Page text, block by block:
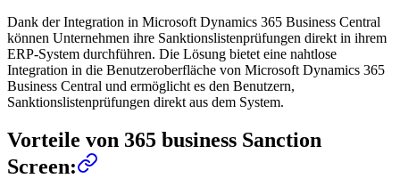
Dank der Integration in Microsoft Dynamics 365 Business Central
können Unternehmen ihre Sanktionslistenprüfungen direkt in ihrem
ERP-System durchführen. Die Lösung bietet eine nahtlose
Integration in die Benutzeroberfläche von Microsoft Dynamics 365
Business Central und ermöglicht es den Benutzern,
Sanktionslistenprüfungen direkt aus dem System.
Vorteile von 365 business Sanction
Screen: